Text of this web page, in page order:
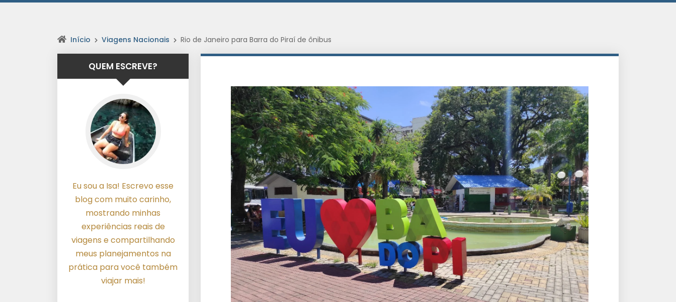
Início Viagens Nacionais Rio de Janeiro para Barra do Piraí de ônibus
QUEM ESCREVE?
Eu sou a Isa! Escrevo esse
blog com muito carinho,
mostrando minhas
experiências reais de
viagens e compartilhando
meus planejamentos na
prática para você também
viajar mais!